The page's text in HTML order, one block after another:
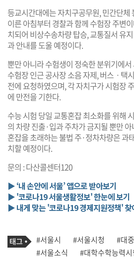
등교시간대에는 자치구공무원, 민간단체
이른 아침부터 경찰과 함께 수험장 주변
치되어 비상수송차량 탑승, 교통질서 유
과 안내를 도울 예정이다.
뿐만 아니라 수험생이 정숙한 분위기에
수험장 인근 공사장 소음 자제, 버스ㆍ택
전에 요청하였으며, 각 자치구가 시험장
에 만전을 기한다.
수능 시험 당일 교통혼잡 최소화를 위해
의 차량 진출·입과 주차가 금지될 뿐만
혼잡을 초래하는 불법 주·정차차량은 과
치할 예정이다.
문의 : 다산콜센터120
▶ ‘내 손안에 서울’ 앱으로 받아보기
▶ '코로나19 서울생활정보' 한눈에 보기
▶ 내게 맞는 '코로나19 경제지원정책' 찾
기
사
관
태
그
#서울시 #서울시청 #대
#서울소식
#대학수학능력시